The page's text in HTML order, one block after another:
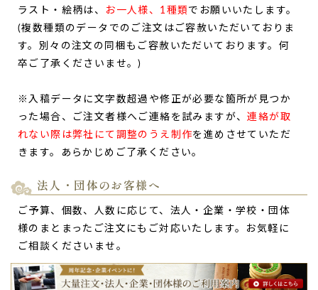
米寿の母親が喜びました。
名前を入れることができたため、母親がとても喜んでおりま
焼き「もじどら」（10個入り）
ラスト・絵柄は、
お一人様、1種類 でお願いいたします。
(複数種類のデータでのご注文はご容赦いただいておりま
す。別々の注文の同梱もご容赦いただいております。何
卒ご了承くださいませ。)
※入稿データに文字数超過や修正が必要な箇所が見つか
った場合、ご注文者様へご連絡を試みますが、連絡が取
れない際は弊社にて調整のうえ制作を進めさせていただ
きます。あらかじめご了承ください。
法人・団体のお客様へ
ご予算、個数、人数に応じて、法人・企業・学校・団体
様のまとまったご注文にもご対応いたします。お気軽に
ご相談くださいませ。